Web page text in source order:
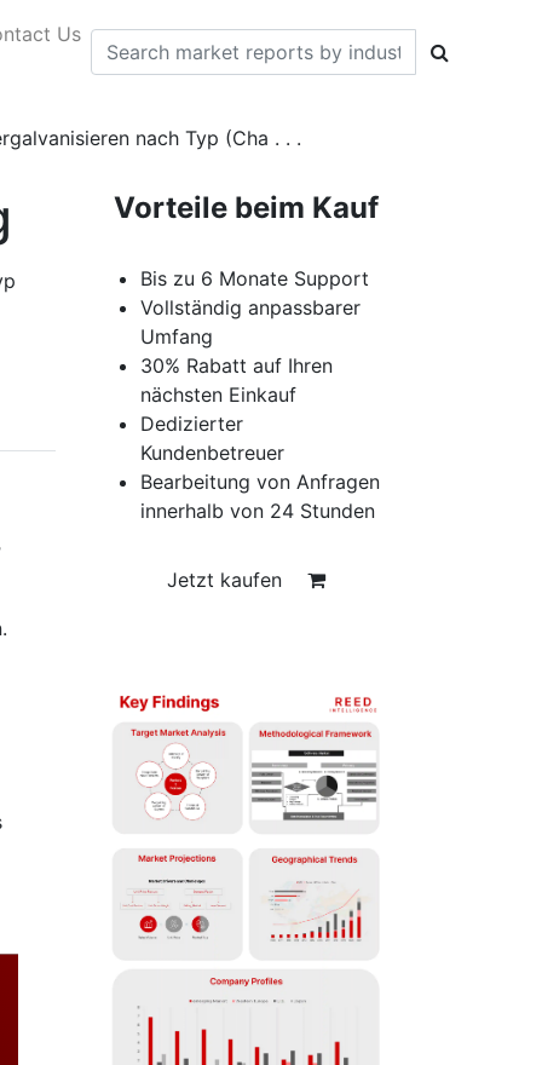
Us
nach Typ (Cha . . .
Vorteile beim Kauf
Bis zu 6 Monate Support
Vollständig anpassbarer
Umfang
30% Rabatt auf Ihren
nächsten Einkauf
Dedizierter
Kundenbetreuer
Bearbeitung von Anfragen
innerhalb von 24 Stunden
Jetzt kaufen